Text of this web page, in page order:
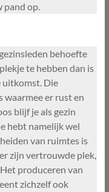
pand op.
behoefte
te hebben dan is
uitkomst. Die
er rust en
blijf je als gezin
hebt namelijk wel
van ruimtes is
zijn vertrouwde plek,
produceren van
zichzelf ook